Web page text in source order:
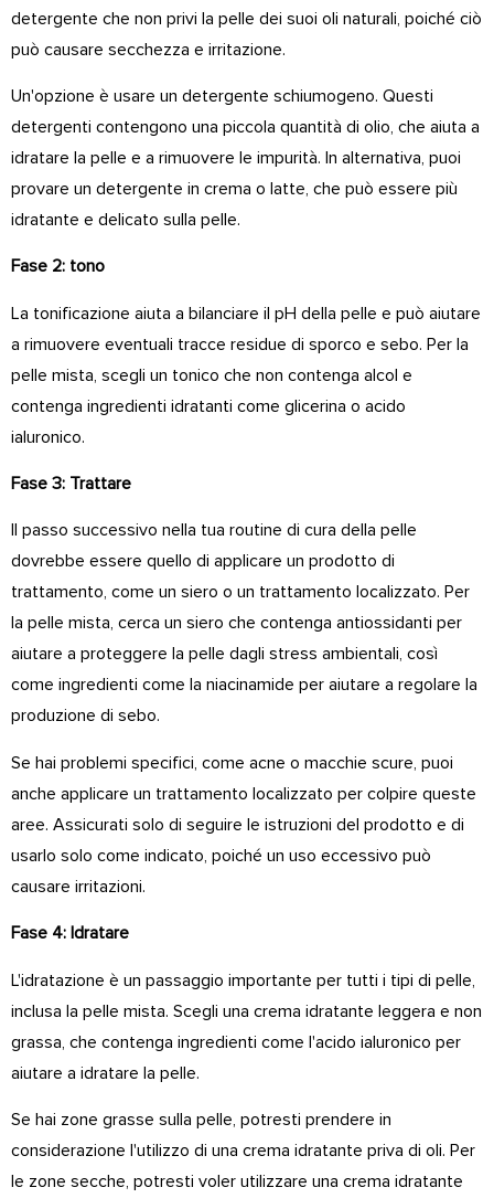
detergente che non privi la pelle dei suoi oli naturali, poiché ciò
può causare secchezza e irritazione.
Un'opzione è usare un detergente schiumogeno. Questi
detergenti contengono una piccola quantità di olio, che aiuta a
idratare la pelle e a rimuovere le impurità. In alternativa, puoi
provare un detergente in crema o latte, che può essere più
idratante e delicato sulla pelle.
Fase 2: tono
La tonificazione aiuta a bilanciare il pH della pelle e può aiutare
a rimuovere eventuali tracce residue di sporco e sebo. Per la
pelle mista, scegli un tonico che non contenga alcol e
contenga ingredienti idratanti come glicerina o acido
ialuronico.
Fase 3: Trattare
Il passo successivo nella tua routine di cura della pelle
dovrebbe essere quello di applicare un prodotto di
trattamento, come un siero o un trattamento localizzato. Per
la pelle mista, cerca un siero che contenga antiossidanti per
aiutare a proteggere la pelle dagli stress ambientali, così
come ingredienti come la niacinamide per aiutare a regolare la
produzione di sebo.
Se hai problemi specifici, come acne o macchie scure, puoi
anche applicare un trattamento localizzato per colpire queste
aree. Assicurati solo di seguire le istruzioni del prodotto e di
usarlo solo come indicato, poiché un uso eccessivo può
causare irritazioni.
Fase 4: Idratare
L'idratazione è un passaggio importante per tutti i tipi di pelle,
inclusa la pelle mista. Scegli una crema idratante leggera e non
grassa, che contenga ingredienti come l'acido ialuronico per
aiutare a idratare la pelle.
Se hai zone grasse sulla pelle, potresti prendere in
considerazione l'utilizzo di una crema idratante priva di oli. Per
le zone secche, potresti voler utilizzare una crema idratante